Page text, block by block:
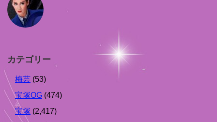
カテゴリー
梅芸 (53)
宝塚OG (474)
宝塚 (2,417)